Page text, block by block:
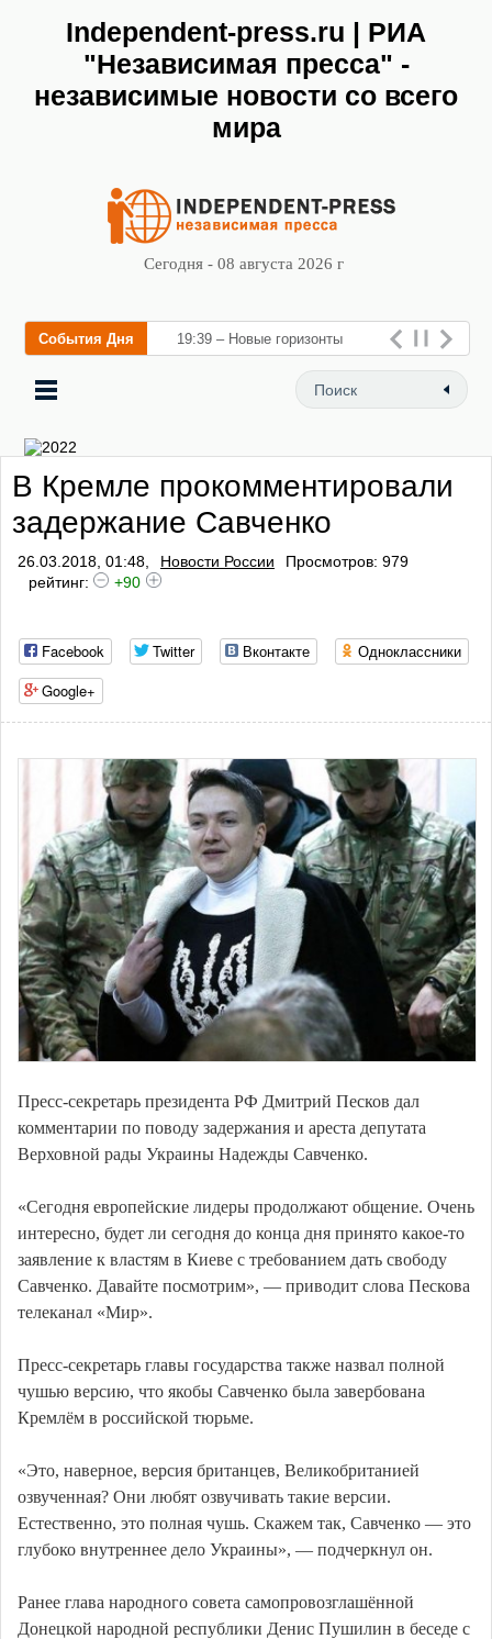
Independent-press.ru | РИА
"Независимая пресса" -
независимые новости со всего
мира
Сегодня - 08 августа 2026 г
События Дня 19:39 – Новые горизонты
флебологии: в Москве
открылся «Городской центр
В Кремле прокомментировали
задержание Савченко
26.03.2018, 01:48, Новости России
Просмотров: 979
рейтинг:
+90
Facebook Twitter Вконтакте
Одноклассники
Google+
Пресс-секретарь президента РФ Дмитрий Песков дал
комментарии по поводу задержания и ареста депутата
Верховной рады Украины Надежды Савченко.
«Сегодня европейские лидеры продолжают общение. Очень
интересно, будет ли сегодня до конца дня принято какое-то
заявление к властям в Киеве с требованием дать свободу
Савченко. Давайте посмотрим», — приводит слова Пескова
телеканал «Мир».
Пресс-секретарь главы государства также назвал полной
чушью версию, что якобы Савченко была завербована
Кремлём в российской тюрьме.
«Это, наверное, версия британцев, Великобританией
озвученная? Они любят озвучивать такие версии.
Естественно, это полная чушь. Скажем так, Савченко — это
глубоко внутреннее дело Украины», — подчеркнул он.
Ранее глава народного совета самопровозглашённой
Донецкой народной республики Денис Пушилин в беседе с